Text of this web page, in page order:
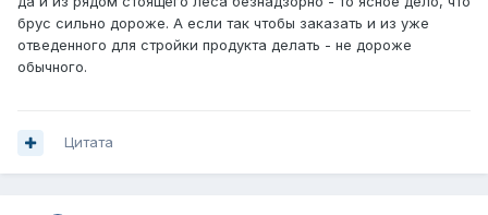
брус сильно дороже. А если так чтобы заказать и из уже
отведенного для стройки продукта делать - не дороже
обычного.
Цитата